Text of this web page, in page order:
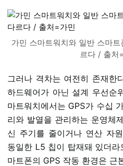
가민 스마트워치와 일반 스마
르다 / 출처
그러나 격차는 여전히 존재한
하드웨어가 아닌 설계 우선순
마트워치에서는 GPS가 수십
리와 발열을 관리하는 운영체
신 주기를 줄이거나 연산 자
동일한 L5 칩이 탑재돼 있더
마트폰의 GPS 작동 환경은 근